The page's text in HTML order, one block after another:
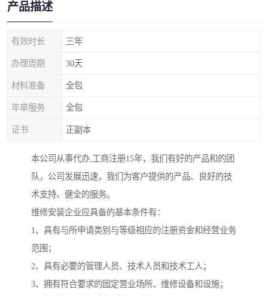
产品描述
有效时长 三年
办理周期 30天
材料准备 全包
年审服务 全包
证书 正副本
本公司从事代办,工商注册15年，我们有好的产品和的团
队，公司发展迅速，我们为客户提供的产品、良好的技
术支持、健全的服务。
维修安装企业应具备的基本条件有：
1、具有与所申请类别与等级相应的注册资金和经营业务
范围；
2、具有必要的管理人员、技术人员和技术工人；
3、拥有符合要求的固定营业场所、维修设备和设施；